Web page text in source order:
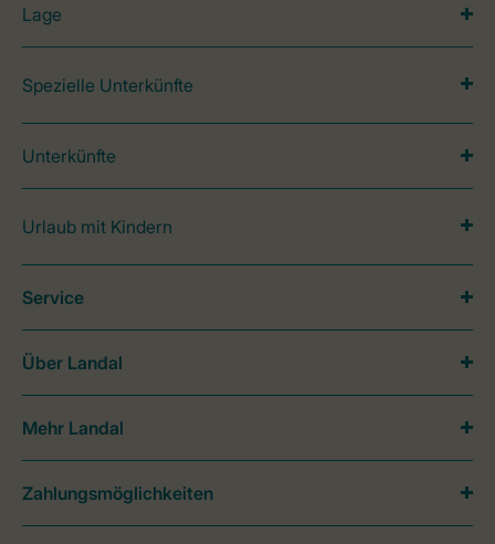
Lage
Spezielle Unterkünfte
Unterkünfte
Urlaub mit Kindern
Service
Über Landal
Mehr Landal
Zahlungsmöglichkeiten